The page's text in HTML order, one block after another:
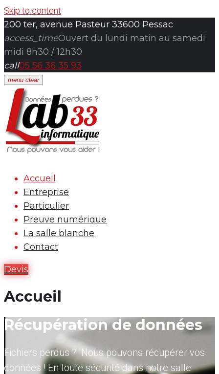
Skip to content
200 ter, avenue Pasteur 33600 Pessac
access_timeOuvert du lundi matin au samedi
midi 8h30 / 12h30
call05 56 36 35 93
menu clear
Accueil
Entreprise
Particulier
Preuve numérique
La salle blanche
Contact
Devis
Accueil
Récupération de données
Fichiers perdus ? Nous pouvons récupérer vos
données ! En toute sécurité dans notre salle